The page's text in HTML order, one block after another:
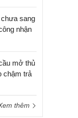
sang
nhận
mở thủ
chậm trả
thêm